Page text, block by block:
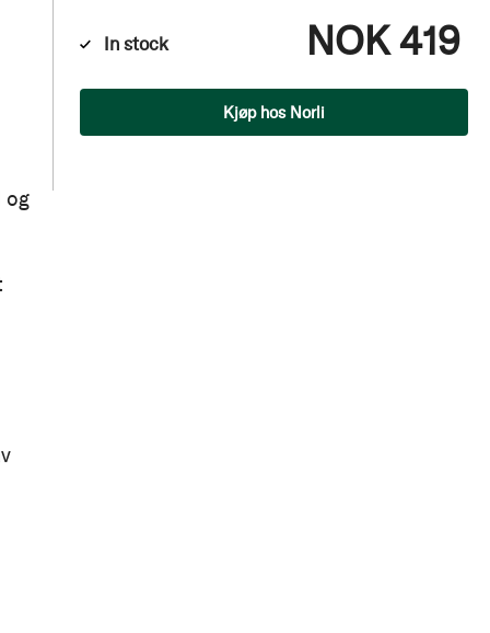
og
In stock NOK 419
Kjøp hos Norli